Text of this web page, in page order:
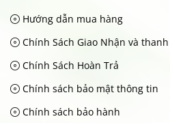
Hướng dẫn mua hàng
Chính Sách Giao Nhận và
Chính Sách Hoàn Trả
Chính sách bảo mật thông tin
Chính sách bảo hành